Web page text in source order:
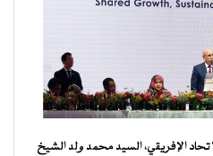
الإفريقي، السيد محمد ولد الشيخ